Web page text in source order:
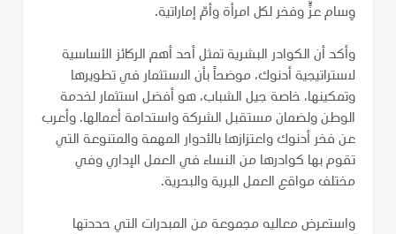
وِسام عزٍّ وفخر لكل امرأة وأمّ إماراتية.
وأكد أن الكوادر البشرية تمثل أحد أهم الركائز الأساسية
لاستراتيجية أدنوك، موضحاً بأن الاستثمار في تطويرها
وتمكينها، خاصة جيل الشباب، هو أفضل استثمار لخدمة
الوطن ولضمان مستقبل الشركة واستدامة أعمالها. وأعرب
عن فخر أدنوك واعتزازها بالأدوار المهمة والمتنوعة التي
تقوم بها كوادرها من النساء في العمل الإداري وفي
مختلف مواقع العمل البرية والبحرية.
واستعرض معاليه مجموعة من المبدرات التي حددتها